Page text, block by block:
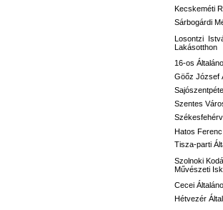
Kecskeméti
Sárbogárdi
Losontzi
Lakásotthon
16-os
Göőz József
Szentes
Hatos
Tisza-parti
Szolnoki
Művészeti
Cecei
Hétvezér